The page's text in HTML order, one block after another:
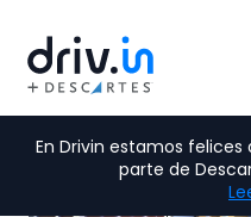
En Drivin estamos
parte de